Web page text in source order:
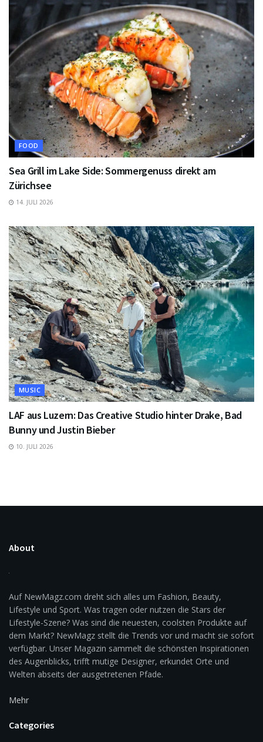
FOOD
Sea Grill im Lake Side: Sommergenuss direkt am
Zürichsee
14. JULI 2026
MUSIC
LAF aus Luzern: Das Creative Studio hinter Drake, Bad
Bunny und Justin Bieber
10. JULI 2026
About
Auf NewMagz.com dreht sich alles um Fashion, Beauty,
Lifestyle und Sport. Was tragen oder nutzen die Stars der
Lifestyle-Szene? Was sind die neuesten, coolsten Produkte auf
dem Markt? NewMagz stellt die Trends vor und macht sie sofort
verfügbar. Unser Magazin sammelt die schönsten Inspirationen
des Augenblicks, trifft mutige Designer, erkundet Orte und
Welten abseits der ausgetretenen Pfade.
Mehr
Categories